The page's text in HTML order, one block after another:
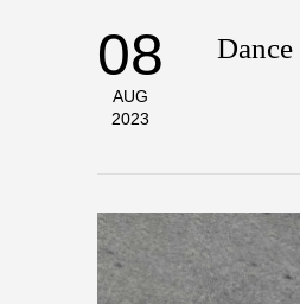
08
AUG
2023
Dance